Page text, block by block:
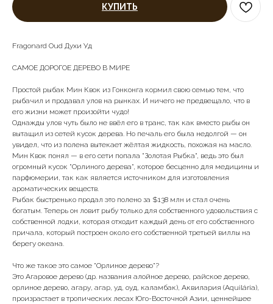
КУПИТЬ
Fragonard Oud Духи Уд
САМОЕ ДОРОГОЕ ДЕРЕВО В МИРЕ
Простой рыбак Мин Квок из Гонконга кормил свою семью тем, что
рыбачил и продавал улов на рынках. И ничего не предвещало, что в
его жизни может произойти чудо!
Однажды улов чуть было не ввёл его в транс, так как вместо рыбы он
вытащил из сетей кусок дерева. Но печаль его была недолгой — он
увидел, что из полена вытекает жёлтая жидкость, похожая на масло.
Мин Квок понял — в его сети попала "Золотая Рыбка", ведь это был
огромный кусок "Орлиного дерева", которое бесценно для медицины и
парфюмерии, так как является источником для изготовления
ароматических веществ.
Рыбак быстренько продал это полено за $138 млн и стал очень
богатым. Теперь он ловит рыбу только для собственного удовольствия с
собственной лодки, которая отходит каждый день от его собственного
причала, который построен около его собственной третьей виллы на
берегу океана.
Что же такое это самое "Орлиное дерево"?
Это Агаровое дерево (др. названия алойное дерево, райское дерево,
орлиное дерево, агару, агар, уд, оуд, каламбак), Аквилария (Aquilária),
произрастает в тропических лесах Юго-Восточной Азии, ценнейшее